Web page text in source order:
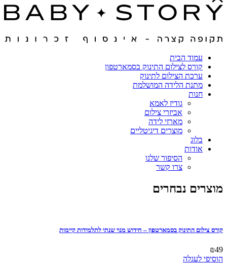
עמוד הבית
קורס לצילום התינוק בסמארטפון
ערכת הצילום לתינוק
מתנת הלידה המושלמת
חנות
גודיז לאמא
אביזרי צילום
מארזי לידה
מוצרים דיגיטליים
בלוג
אודות
הסיפור שלנו
צרו קשר
מוצרים נבחרים
קורס צילום התינוק בסמארטפון – חידוש מנוי שנתי לתלמידות קיימות
₪49
הוסיפי לעגלה